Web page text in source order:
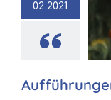
02.2021
in